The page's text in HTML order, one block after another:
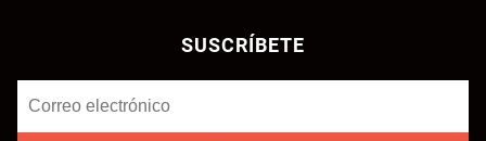
SUSCRÍBETE